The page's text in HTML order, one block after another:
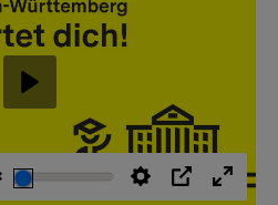
Einstellungen
PIP
Abspielen